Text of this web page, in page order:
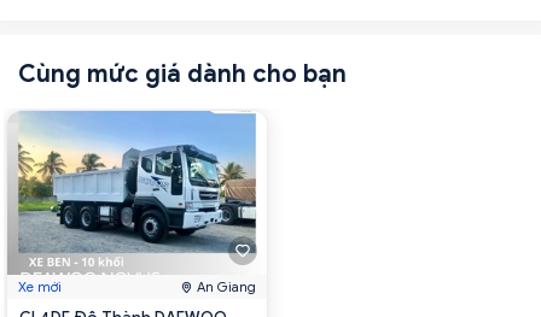
Cùng mức giá dành cho bạn
Xe mới An Giang